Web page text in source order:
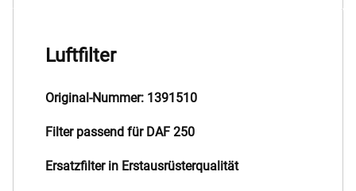
Luftfilter
Original-Nummer: 1391510
Filter passend für DAF 250
Ersatzfilter in Erstausrüsterqualität